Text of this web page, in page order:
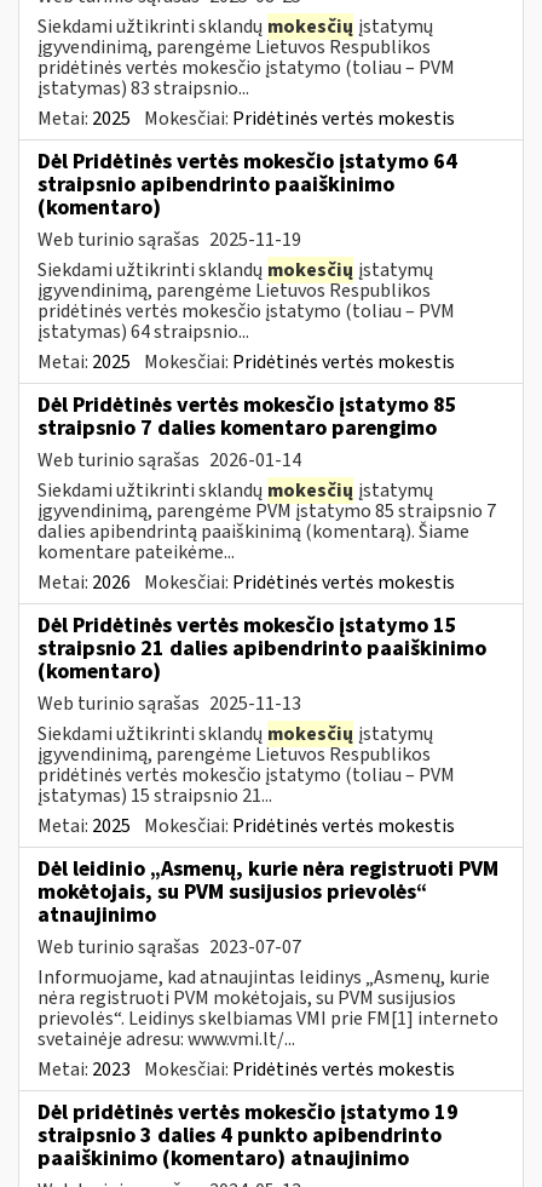
Siekdami užtikrinti sklandų mokesčių įstatymų
įgyvendinimą, parengėme Lietuvos Respublikos
pridėtinės vertės mokesčio įstatymo (toliau – PVM
įstatymas) 83 straipsnio...
Metai: 2025 Mokesčiai: Pridėtinės vertės mokestis
Dėl Pridėtinės vertės mokesčio įstatymo 64
straipsnio apibendrinto paaiškinimo
(komentaro)
Web turinio sąrašas 2025-11-19
Siekdami užtikrinti sklandų mokesčių įstatymų
įgyvendinimą, parengėme Lietuvos Respublikos
pridėtinės vertės mokesčio įstatymo (toliau – PVM
įstatymas) 64 straipsnio...
Metai: 2025 Mokesčiai: Pridėtinės vertės mokestis
Dėl Pridėtinės vertės mokesčio įstatymo 85
straipsnio 7 dalies komentaro parengimo
Web turinio sąrašas 2026-01-14
Siekdami užtikrinti sklandų mokesčių įstatymų
įgyvendinimą, parengėme PVM įstatymo 85 straipsnio 7
dalies apibendrintą paaiškinimą (komentarą). Šiame
komentare pateikėme...
Metai: 2026 Mokesčiai: Pridėtinės vertės mokestis
Dėl Pridėtinės vertės mokesčio įstatymo 15
straipsnio 21 dalies apibendrinto paaiškinimo
(komentaro)
Web turinio sąrašas 2025-11-13
Siekdami užtikrinti sklandų mokesčių įstatymų
įgyvendinimą, parengėme Lietuvos Respublikos
pridėtinės vertės mokesčio įstatymo (toliau – PVM
įstatymas) 15 straipsnio 21...
Metai: 2025 Mokesčiai: Pridėtinės vertės mokestis
Dėl leidinio „Asmenų, kurie nėra registruoti PVM
mokėtojais, su PVM susijusios prievolės“
atnaujinimo
Web turinio sąrašas 2023-07-07
Informuojame, kad atnaujintas leidinys „Asmenų, kurie
nėra registruoti PVM mokėtojais, su PVM susijusios
prievolės“. Leidinys skelbiamas VMI prie FM[1] interneto
svetainėje adresu: www.vmi.lt/...
Metai: 2023 Mokesčiai: Pridėtinės vertės mokestis
Dėl pridėtinės vertės mokesčio įstatymo 19
straipsnio 3 dalies 4 punkto apibendrinto
paaiškinimo (komentaro) atnaujinimo